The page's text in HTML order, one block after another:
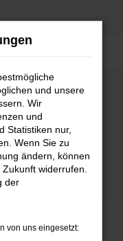
können:
deine
deine
und unsere
Wir
und
Statistiken nur,
Wenn Sie zu
ändern, können
widerrufen.
der
von uns eingesetzt: